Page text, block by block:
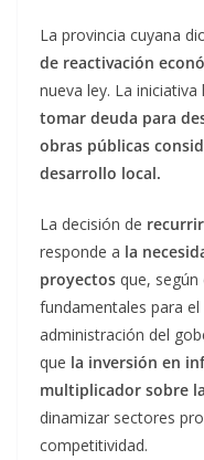
La provincia cuyana
de reactivación
nueva ley. La
tomar deuda para
obras públicas
desarrollo local.
La decisión de
responde a la
proyectos que, según
fundamentales para el
administración del
que la inversión en
multiplicador sobre
dinamizar sectores
competitividad.